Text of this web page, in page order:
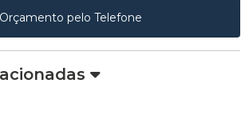
Orçamento pelo Telefone